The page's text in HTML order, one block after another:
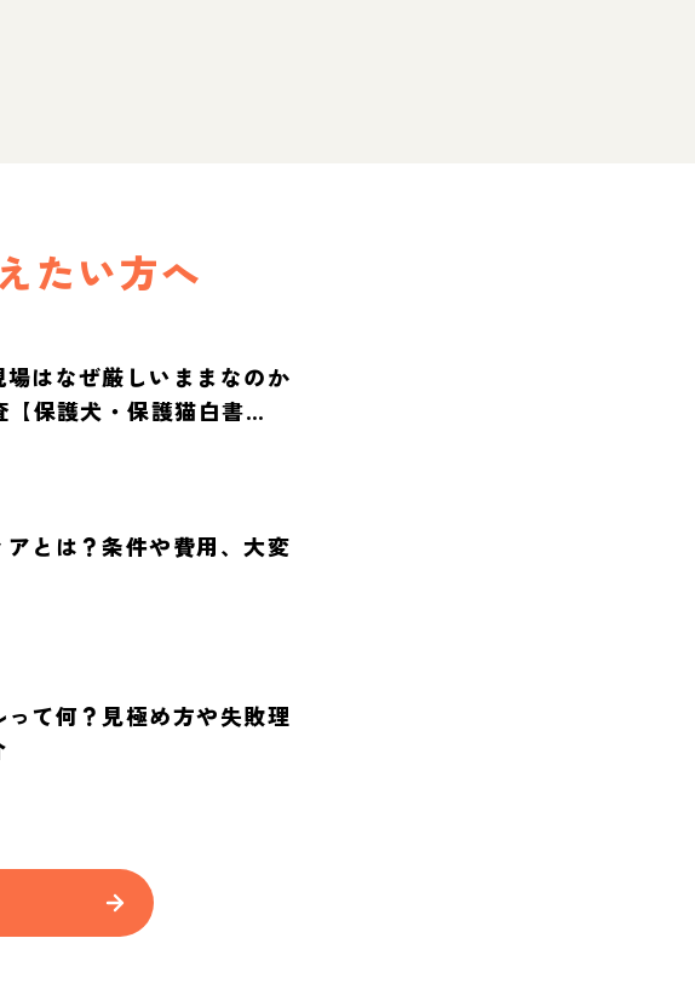
たい方へ
はなぜ厳しいままなのか
【保護犬・保護猫白書
アとは？条件や費用、大変
て何？見極め方や失敗理